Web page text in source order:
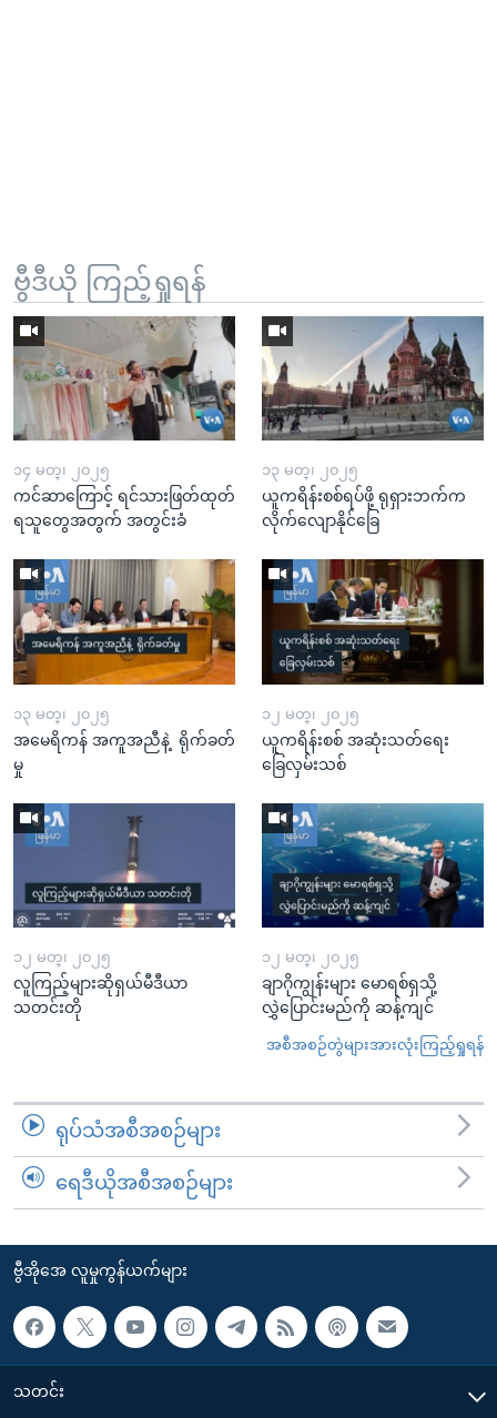
ဗွီဒီယို ကြည့်ရှုရန်
၁၄ မတ္၊ ၂၀၂၅
ကင်ဆာကြောင့် ရင်သားဖြတ်ထုတ်
ရသူတွေအတွက် အတွင်းခံ
၁၃ မတ္၊ ၂၀၂၅
ယူကရိန်းစစ်ရပ်ဖို့ ရုရှားဘက်က
လိုက်လျောနိုင်ခြေ
၁၃ မတ္၊ ၂၀၂၅
အမေရိကန် အကူအညီနဲ့ ရိုက်ခတ်
မှု
၁၂ မတ္၊ ၂၀၂၅
ယူကရိန်းစစ် အဆုံးသတ်ရေး
ခြေလှမ်းသစ်
၁၂ မတ္၊ ၂၀၂၅
လူကြည့်များဆိုရှယ်မီဒီယာ
သတင်းတို
၁၂ မတ္၊ ၂၀၂၅
ချာဂိုကျွန်းများ မောရစ်ရှသို့
လွှဲပြောင်းမည်ကို ဆန့်ကျင်
အစီအစဉ်တွဲများအားလုံးကြည့်ရှုရန်
ရုပ်သံအစီအစဉ်များ
ရေဒီယိုအစီအစဉ်များ
ဗွီအိုအေ လူမှုကွန်ယက်များ
သတင်း